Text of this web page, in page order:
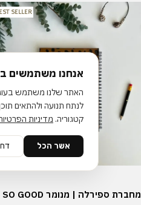
SELLER
מחברת ספירלה | מנומר SO GOOD
אנחנו משתמשים
האתר שלנו משתמש
לנתח תנועה ולהתאים
קטגוריה. מדיניות
אשר הכל